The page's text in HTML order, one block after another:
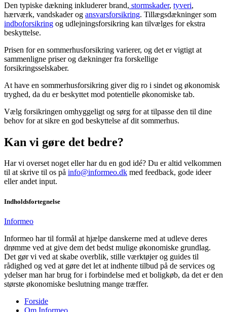
Den typiske dækning inkluderer brand, stormskader, tyveri,
hærværk, vandskader og ansvarsforsikring. Tillægsdækninger som
indboforsikring og udlejningsforsikring kan tilvælges for ekstra
beskyttelse.
Prisen for en sommerhusforsikring varierer, og det er vigtigt at
sammenligne priser og dækninger fra forskellige
forsikringsselskaber.
At have en sommerhusforsikring giver dig ro i sindet og økonomisk
tryghed, da du er beskyttet mod potentielle økonomiske tab.
Vælg forsikringen omhyggeligt og sørg for at tilpasse den til dine
behov for at sikre en god beskyttelse af dit sommerhus.
Kan vi gøre det bedre?
Har vi overset noget eller har du en god idé? Du er altid velkommen
til at skrive til os på info@informeo.dk med feedback, gode ideer
eller andet input.
Indholdsfortegnelse
Informeo
Informeo har til formål at hjælpe danskerne med at udleve deres
drømme ved at give dem det bedst mulige økonomiske grundlag.
Det gør vi ved at skabe overblik, stille værktøjer og guides til
rådighed og ved at gøre det let at indhente tilbud på de services og
ydelser man har brug for i forbindelse med et boligkøb, da det er den
største økonomiske beslutning mange træffer.
Forside
Om Informeo